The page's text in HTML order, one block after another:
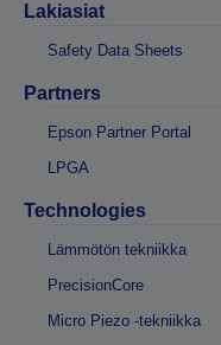
Lakiasiat
Safety Data Sheets
Partners
Epson Partner Portal
LPGA
Technologies
Lämmötön tekniikka
PrecisionCore
Micro Piezo -tekniikka